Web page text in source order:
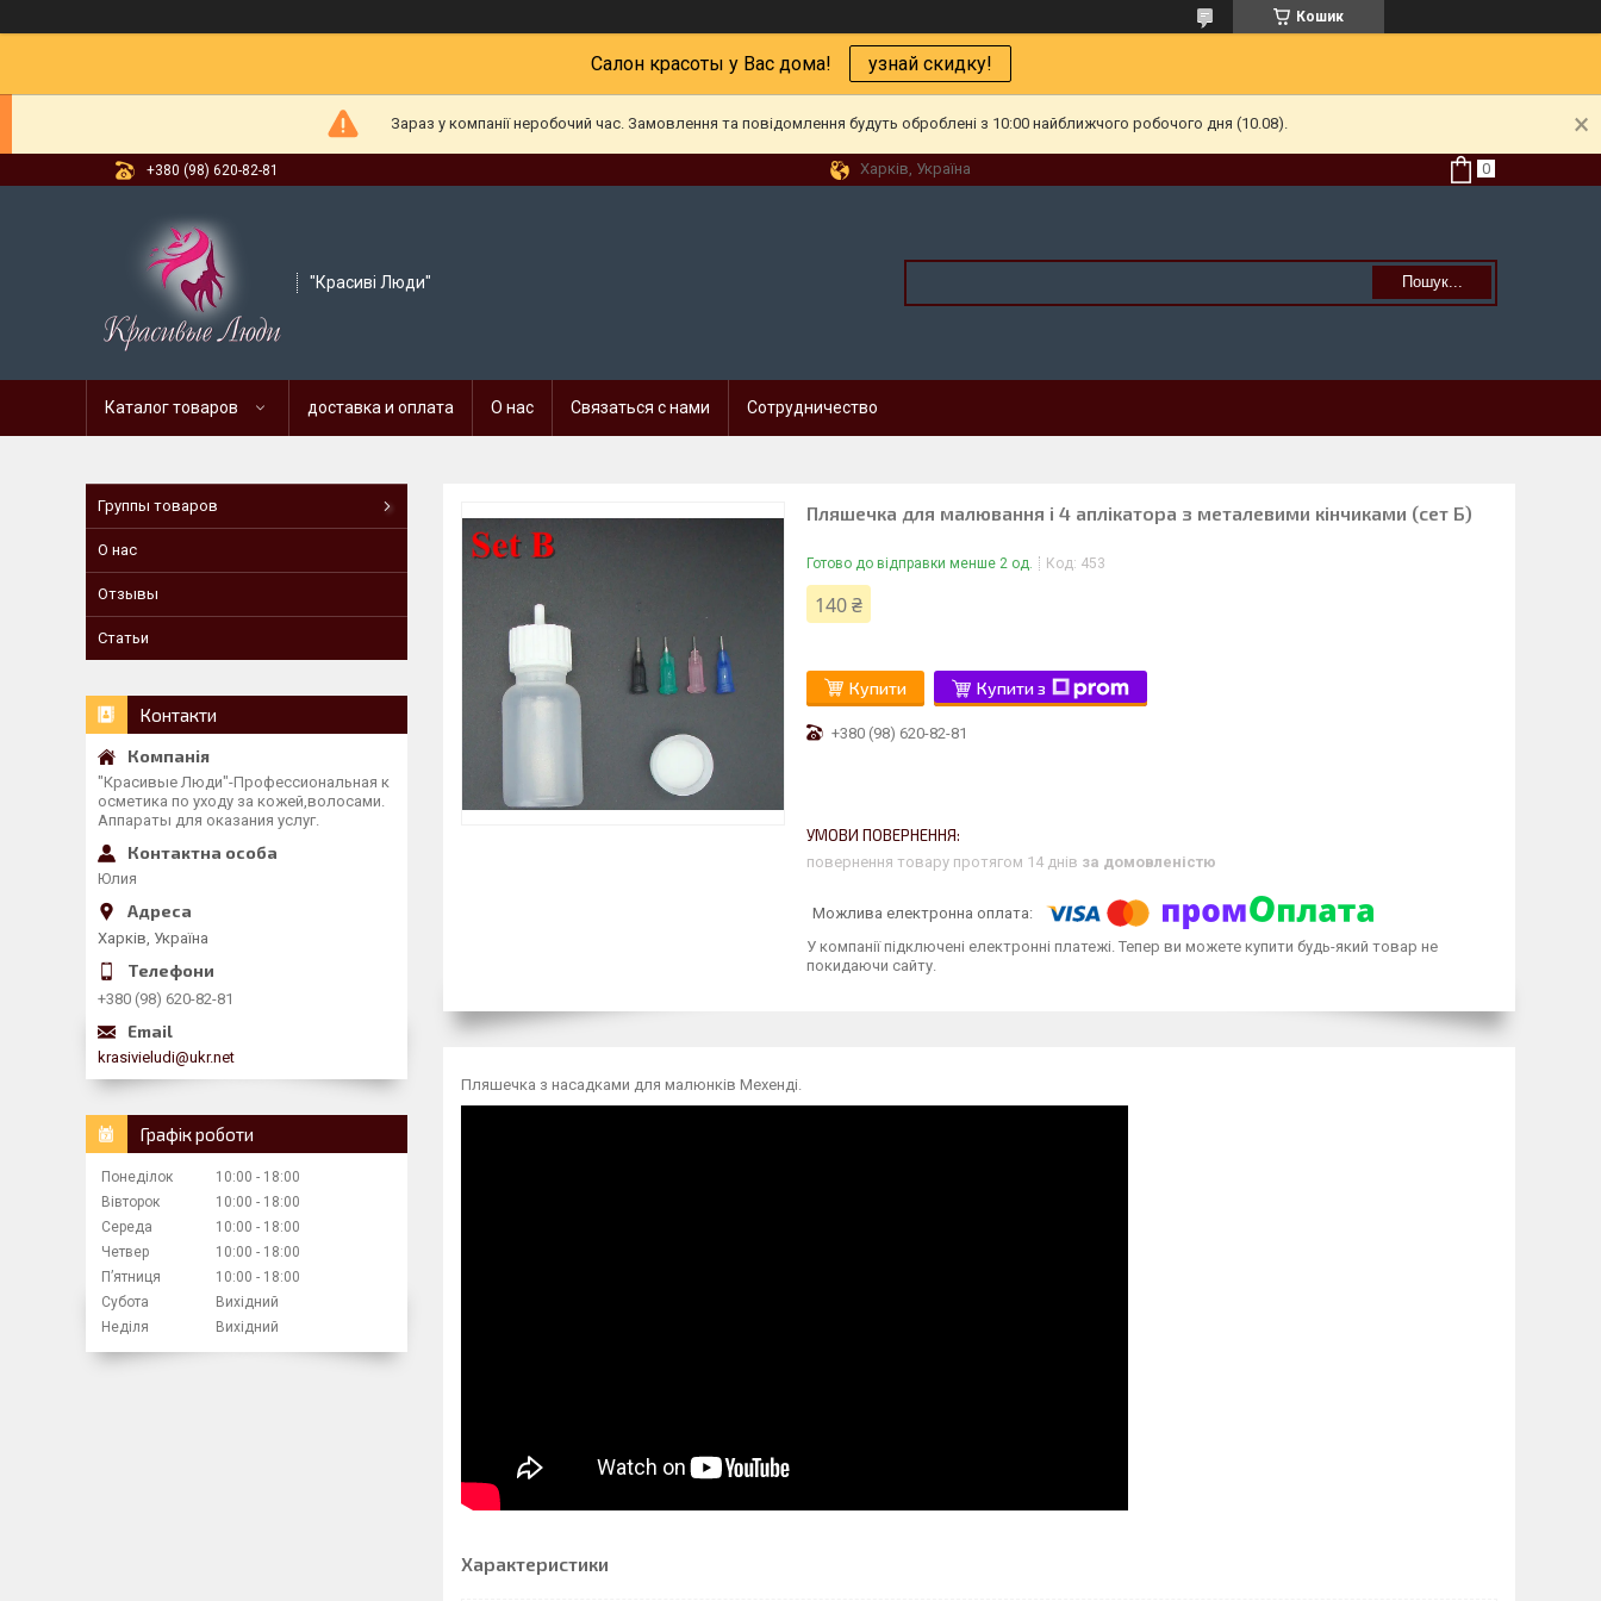
Кошик
Салон красоты у Вас дома! узнай скидку!
Зараз у компанії неробочий час. Замовлення та повідомлення будуть оброблені з 10:00 найближчого робочого дня (10.08).
+380 (98) 620-82-81 Харків, Україна
"Красиві Люди" Пошук...
Каталог товаров доставка и оплата О нас Связаться с нами Сотрудничество
Пляшечка для малювання і 4 аплікатора з металевими кінчиками (сет Б)
Готово до відправки менше 2 од. Код: 453
140 ₴
Купити Купити з
+380 (98) 620-82-81
повернення товару протягом 14 днів за домовленістю
У компанії підключені електронні платежі. Тепер ви можете купити будь-який товар не
покидаючи сайту.
Пляшечка з насадками для малюнків Мехенді.
Характеристики
Группы товаров
О нас
Отзывы
Статьи
Контакти
"Красивые Люди"-Профессиональная к
осметика по уходу за кожей,волосами.
Аппараты для оказания услуг.
Юлия
Харків, Україна
+380 (98) 620-82-81
krasivieludi@ukr.net
Графік роботи
Понеділок 10:00
18:00
Вівторок
10:00
18:00
Середа
10:00
18:00
Четвер
10:00
18:00
Пʼятниця
10:00
18:00
Субота
Вихідний
Неділя
Вихідний